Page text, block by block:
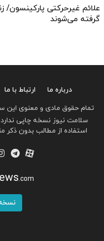
علائم غیرحرکتی پارکینسون/
گرفته می‌شوند
درباره ما ارتباط با ما
تمام حقوق مادی و معنوی این
سلامت نیوز نسخه چاپی
استفاده از مطالب بدون ذکر
.com